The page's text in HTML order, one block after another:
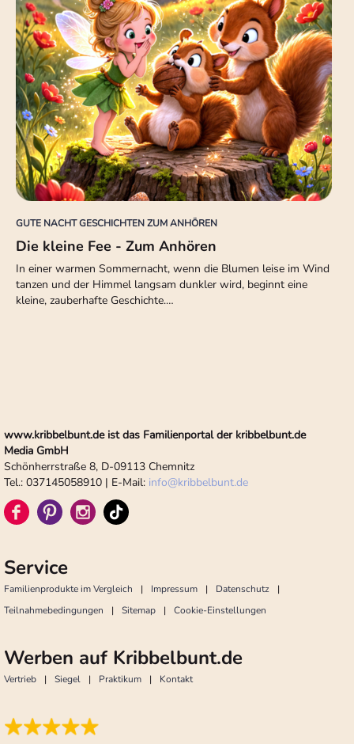
GUTE NACHT GESCHICHTEN ZUM ANHÖREN
Die kleine Fee - Zum Anhören
In einer warmen Sommernacht, wenn die Blumen leise im Wind
tanzen und der Himmel langsam dunkler wird, beginnt eine
kleine, zauberhafte Geschichte.…
www.kribbelbunt.de ist das Familienportal der kribbelbunt.de
Media GmbH
Schönherrstraße 8, D-09113 Chemnitz
Tel.: 037145058910 | E-Mail: info@kribbelbunt.de
Service
Familienprodukte im Vergleich Impressum
Datenschutz
Teilnahmebedingungen
Sitemap Cookie-Einstellungen
Werben auf Kribbelbunt.de
Vertrieb Siegel Praktikum Kontakt